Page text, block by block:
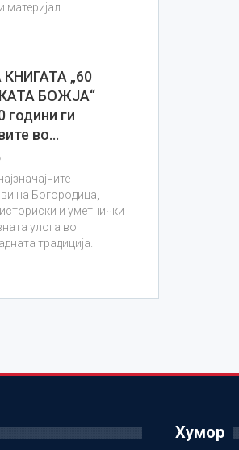
„60
БОЖЈА“
години ги
во…
на Богородица,
и уметнички
улога во
традиција.
Хумор